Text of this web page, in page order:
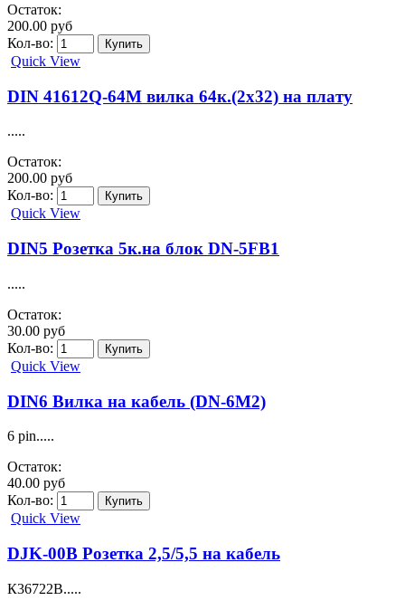
Остаток:
200.00 руб
Кол-во:
Quick View
DIN 41612Q-64M вилка 64к.(2х32) на плату
.....
Остаток:
200.00 руб
Кол-во:
Quick View
DIN5 Розетка 5к.на блок DN-5FB1
.....
Остаток:
30.00 руб
Кол-во:
Quick View
DIN6 Вилка на кабель (DN-6M2)
6 pin.....
Остаток:
40.00 руб
Кол-во:
Quick View
DJK-00B Розетка 2,5/5,5 на кабель
К36722В.....